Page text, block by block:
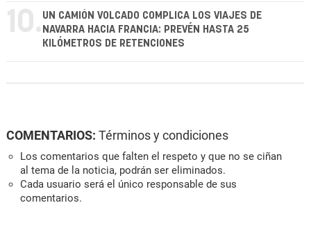
10. UN CAMIÓN VOLCADO COMPLICA LOS VIAJES DE
NAVARRA HACIA FRANCIA: PREVÉN HASTA 25
KILÓMETROS DE RETENCIONES
COMENTARIOS: Términos y condiciones
Los comentarios que falten el respeto y que no se ciñan
al tema de la noticia, podrán ser eliminados.
Cada usuario será el único responsable de sus
comentarios.